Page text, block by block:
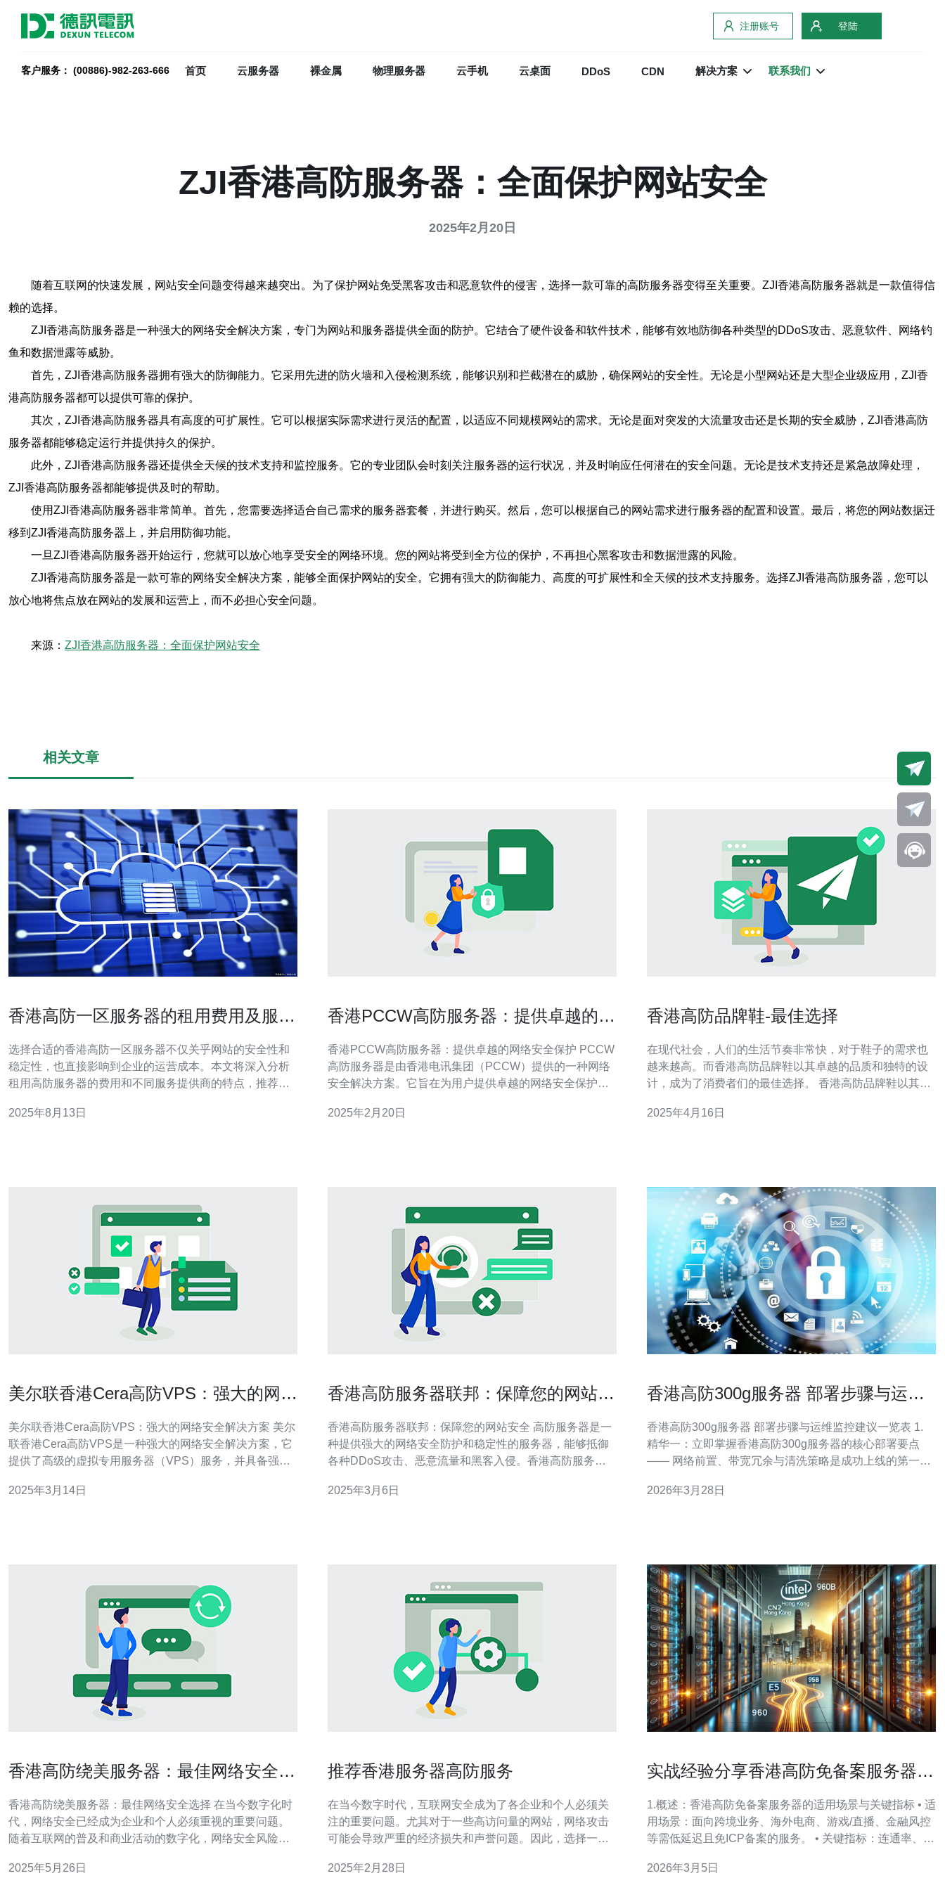
注册账号 登陆
客户服务： (00886)-982-263-666 首页 云服务器 裸金属 物理服务器 云手机 云桌面 DDoS CDN 解决方案 联系我们
ZJI香港高防服务器：全面保护网站安全
2025年2月20日
随着互联网的快速发展，网站安全问题变得越来越突出。为了保护网站免受黑客攻击和恶意软件的侵害，选择一款可靠的高防服务器变得至关重要。ZJI香港高防服务器就是一款值得信
赖的选择。
ZJI香港高防服务器是一种强大的网络安全解决方案，专门为网站和服务器提供全面的防护。它结合了硬件设备和软件技术，能够有效地防御各种类型的DDoS攻击、恶意软件、网络钓
鱼和数据泄露等威胁。
首先，ZJI香港高防服务器拥有强大的防御能力。它采用先进的防火墙和入侵检测系统，能够识别和拦截潜在的威胁，确保网站的安全性。无论是小型网站还是大型企业级应用，ZJI香
港高防服务器都可以提供可靠的保护。
其次，ZJI香港高防服务器具有高度的可扩展性。它可以根据实际需求进行灵活的配置，以适应不同规模网站的需求。无论是面对突发的大流量攻击还是长期的安全威胁，ZJI香港高防
服务器都能够稳定运行并提供持久的保护。
此外，ZJI香港高防服务器还提供全天候的技术支持和监控服务。它的专业团队会时刻关注服务器的运行状况，并及时响应任何潜在的安全问题。无论是技术支持还是紧急故障处理，
ZJI香港高防服务器都能够提供及时的帮助。
使用ZJI香港高防服务器非常简单。首先，您需要选择适合自己需求的服务器套餐，并进行购买。然后，您可以根据自己的网站需求进行服务器的配置和设置。最后，将您的网站数据迁
移到ZJI香港高防服务器上，并启用防御功能。
一旦ZJI香港高防服务器开始运行，您就可以放心地享受安全的网络环境。您的网站将受到全方位的保护，不再担心黑客攻击和数据泄露的风险。
ZJI香港高防服务器是一款可靠的网络安全解决方案，能够全面保护网站的安全。它拥有强大的防御能力、高度的可扩展性和全天候的技术支持服务。选择ZJI香港高防服务器，您可以
放心地将焦点放在网站的发展和运营上，而不必担心安全问题。
来源： ZJI香港高防服务器：全面保护网站安全
相关文章
香港高防一区服务器的租用费用及服务
选择合适的香港高防一区服务器不仅关乎网站的安全性和
稳定性，也直接影响到企业的运营成本。本文将深入分析
租用高防服务器的费用和不同服务提供商的特点，推荐德
价格、技术支持、网络稳定性以及防御能力，帮助您找到
2025年8月13日
香港PCCW高防服务器：提供卓越的网
香港PCCW高防服务器：提供卓越的网络安全保护 PCCW
高防服务器是由香港电讯集团（PCCW）提供的一种网络
安全解决方案。它旨在为用户提供卓越的网络安全保护，
技术和强大的硬件设备，确保用户的网络和数据得到最佳
2025年2月20日
香港高防品牌鞋-最佳选择
在现代社会，人们的生活节奏非常快，对于鞋子的需求也
越来越高。而香港高防品牌鞋以其卓越的品质和独特的设
计，成为了消费者们的最佳选择。 香港高防品牌鞋以其严
制成，确保舒适度和耐用性。无论是运动鞋、休闲鞋还是
2025年4月16日
美尔联香港Cera高防VPS：强大的网络
美尔联香港Cera高防VPS：强大的网络安全解决方案 美尔
联香港Cera高防VPS是一种强大的网络安全解决方案，它
提供了高级的虚拟专用服务器（VPS）服务，并具备强大
效保护用户的网站和数据免受各种网络威胁的侵害。 随着
2025年3月14日
香港高防服务器联邦：保障您的网站安
香港高防服务器联邦：保障您的网站安全 高防服务器是一
种提供强大的网络安全防护和稳定性的服务器，能够抵御
各种DDoS攻击、恶意流量和黑客入侵。香港高防服务器
高效可靠的高防服务器解决方案。 1. 优质的网络基础设
2025年3月6日
香港高防300g服务器 部署步骤与运维
香港高防300g服务器 部署步骤与运维监控建议一览表 1.
精华一：立即掌握香港高防300g服务器的核心部署要点
—— 网络前置、带宽冗余与清洗策略是成功上线的第一
—— 将DDoS流量识别、清洗联动与告警闭环固化为
2026年3月28日
香港高防绕美服务器：最佳网络安全选
香港高防绕美服务器：最佳网络安全选择 在当今数字化时
代，网络安全已经成为企业和个人必须重视的重要问题。
随着互联网的普及和商业活动的数字化，网络安全风险也
方案，备受关注，被认为是最佳网络安全选择之一。 香港
2025年5月26日
推荐香港服务器高防服务
在当今数字时代，互联网安全成为了各企业和个人必须关
注的重要问题。尤其对于一些高访问量的网站，网络攻击
可能会导致严重的经济损失和声誉问题。因此，选择一家
要的经济和金融中心，拥有先进的网络基础设施和技术支
2025年2月28日
实战经验分享香港高防免备案服务器稳
1.概述：香港高防免备案服务器的适用场景与关键指标 • 适
用场景：面向跨境业务、海外电商、游戏/直播、金融风控
等需低延迟且免ICP备案的服务。 • 关键指标：连通率、平
宽(Gbps)。 • 免备案说明：部署在香港机房的服务器无需
2026年3月5日